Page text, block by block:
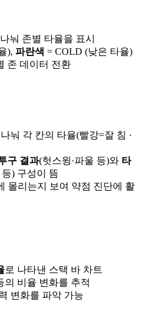
눠 존별 타율을 표시
), 파란색 = COLD (낮은 타율)
존 데이터 전환
눠 각 칸의 타율(빨강=잘 침 ·
구 결과(헛스윙·파울 등)와 타
등) 구성이 뜸
몰리는지 보여 약점 진단에 활
로 나타낸 스택 바 차트
의 비율 변화를 추적
변화를 파악 가능